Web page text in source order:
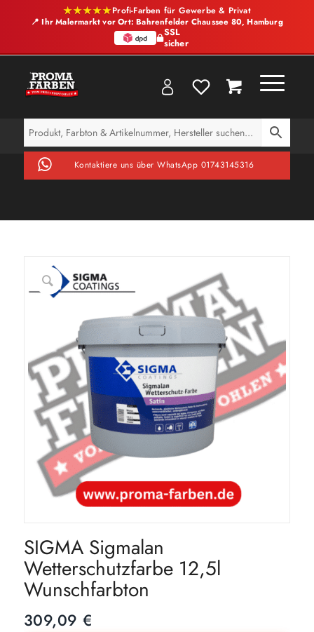
★★★★★Profi-Farben für Gewerbe & Privat
📍 Ihr Malermarkt vor Ort: Bahrenfelder Chaussee 80, Hamburg
SSL
sicher
Kontaktiere uns über WhatsApp 01743145316
SIGMA Sigmalan
Wetterschutzfarbe 12,5l
Wunschfarbton
309,09€